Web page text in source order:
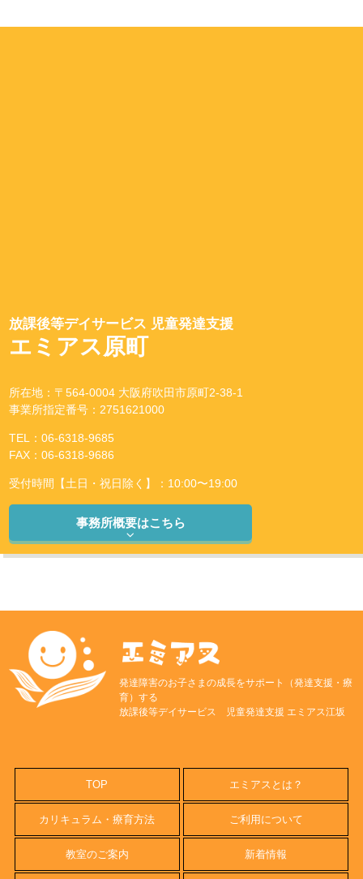
放課後等デイサービス 児童発達支援
エミアス原町
所在地：〒564-0004 大阪府吹田市原町2-38-1
事業所指定番号：2751621000
TEL：06-6318-9685
FAX：06-6318-9686
受付時間【土日・祝日除く】：10:00〜19:00
事務所概要はこちら
発達障害のお子さまの成長をサポート（発達支援・療
育）する
放課後等デイサービス 児童発達支援 エミアス江坂
TOP エミアスとは？
カリキュラム・療育方法 ご利用について
教室のご案内 新着情報